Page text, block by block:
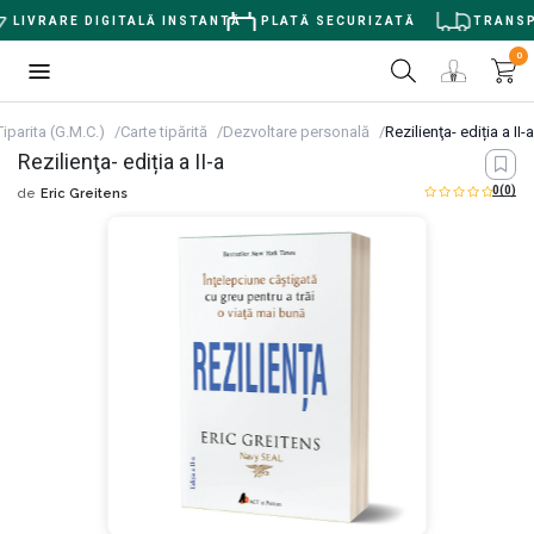
DIGITALĂ INSTANTĂ PLATĂ SECURIZATĂ
0
(G.M.C.) Carte tipărită Dezvoltare personală Rezilienţa- ediția a II-a
Rezilienţa- ediția a II-a
de Eric Greitens 0(0)